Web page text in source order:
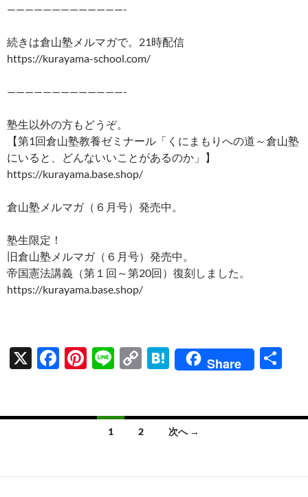
—————————————-
続きは倉山塾メルマガで。21時配信
https://kurayama-school.com/
—————————————-
塾生以外の方もどうぞ。
【第1回倉山塾教養ゼミナール「くにまもりへの道～倉山塾
にいると、どんないいことがあるのか」】
https://kurayama.base.shop/
倉山塾メルマガ（６月号）発売中。
塾生限定！
旧倉山塾メルマガ（６月号）発売中。
帝国憲法講義（第１回～第20回）復刻しました。
https://kurayama.base.shop/
X
F
b
Pi
es
Li
C
y
H
n
Share
ナ
1 2 次へ →